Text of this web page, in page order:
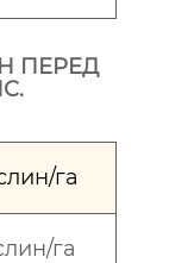
ПЕРЕД
га
га